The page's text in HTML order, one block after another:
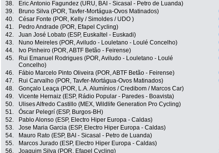
38.
Eric Antonio Fagundez (URU, BAI - Sicasal - Petro de Luanda)
39.
Bruno Silva (POR, Tavfer-Mortágua-Ovos Matinados)
40.
César Fonte (POR, Kelly / Simoldes / UDO )
41.
Pedro Andrade (POR, Efapel Cycling)
42.
Juan José Lobato (ESP, Euskaltel - Euskadi)
43.
Nuno Meireles (POR, Aviludo - Louletano - Loulé Concelho)
44.
Ivo Pinheiro (POR, ABTF Betão - Feirense)
45.
Rui Emanuel Rodrigues (POR, Aviludo - Louletano - Loulé
Concelho)
46. Fábio Marcelo Pinto Oliveira (POR, ABTF Betão - Feirense)
47.
Rui Carvalho (POR, Tavfer-Mortágua-Ovos Matinados)
48.
Gonçalo Leaça (POR, L.A. Alumínios / Credibom / Marcos Car)
49.
Vicente Hernaiz (ESP, Rádio Popular - Paredes - Boavista)
50.
Ulises Alfredo Castillo (MEX, Wildlife Generation Pro Cycling)
51.
Óscar Pelegrí (ESP, Burgos-BH)
52.
Pablo Alonso (ESP, Electro Hiper Europa - Caldas)
53.
Jose Maria Garcia (ESP, Electro Hiper Europa - Caldas)
54.
Mauro Rato (ESP, BAI - Sicasal - Petro de Luanda)
55.
Marcos Jurado (ESP, Electro Hiper Europa - Caldas)
56.
Joaquim Silva (POR, Efapel Cycling)